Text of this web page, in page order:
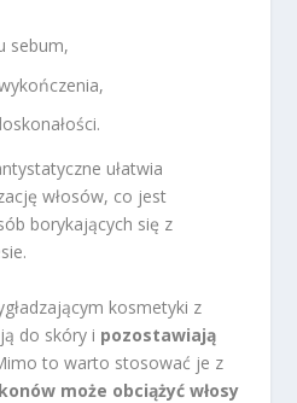
sebum,
ułatwia
włosów, co jest
borykających się z
kosmetyki z
do skóry i pozostawiają
to warto stosować je z
może obciążyć włosy